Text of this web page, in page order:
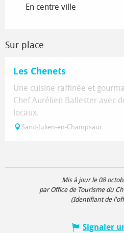
En centre ville
Sur place
Les Chenets
Une cuisine raffinée et
Chef Aurélien Ballester avec
locaux.
Saint-Julien-en-Champsaur
Mis à jour le 08
par Office de Tourisme du
(Identifiant de
Signaler